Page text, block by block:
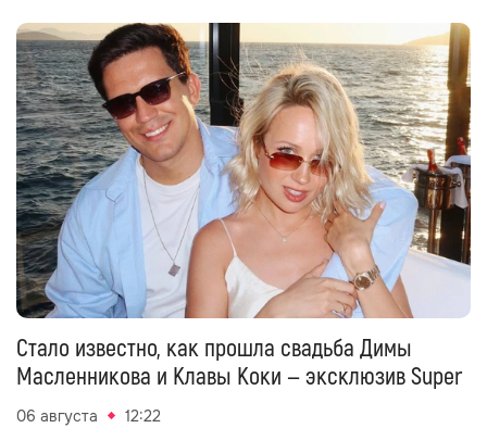
Стало известно, как прошла свадьба Димы
Масленникова и Клавы Коки — эксклюзив Super
06 августа 12:22